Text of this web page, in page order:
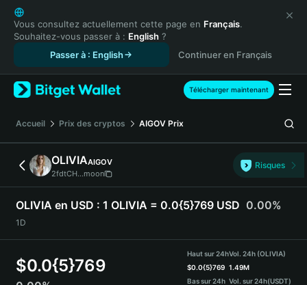
English
日本語
Tiếng Việt
Español (Latinoamérica)
Türkçe
Français
Deutsch
简体中文
繁體中文
Português (Portugal)
Bahasa Indonesia
ภาษาไทย
हिन्दी
Español
Vous consultez actuellement cette page en Français.
Souhaitez-vous passer à : English ?
Passer à : English
Continuer en Français
Télécharger maintenant
Accueil Prix des cryptos AIGOV Prix
OLIVIAAIGOV
2fdtCH...moon
Risques
OLIVIA en USD : 1 OLIVIA = 0.0{5}769 USD 0.00%
1D
$0.0{5}769
Haut sur 24h
$0.0{5}769
Bas sur 24h
Vol. 24h (OLIVIA)
1.49M
Vol. sur 24h(USDT)